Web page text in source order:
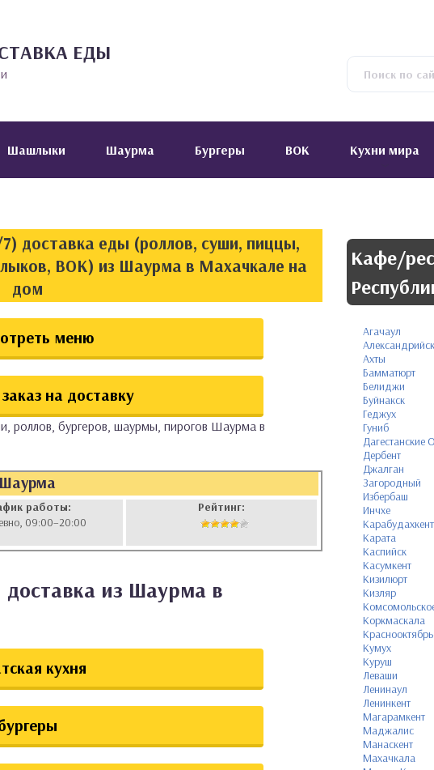
ЕДЫ
Шашлыки Шаурма Бургеры ВОК Кухни мира
доставка еды (роллов, суши, пиццы,
ВОК) из Шаурма в Махачкале на
дом
меню
на доставку
роллов, бургеров, шаурмы, пирогов Шаурма в
Шаурма
работы:
09:00–20:00
Рейтинг:
доставка из Шаурма в
кухня
Кафе/
Агачаул
Ахты
Бамматюрт
Белиджи
Буйнакск
Геджух
Гуниб
Дагестанские
Дербент
Джалган
Загородный
Избербаш
Инчхе
Карабудахкент
Карата
Каспийск
Касумкент
Кизилюрт
Кизляр
Коркмаскала
Кумух
Куруш
Леваши
Ленинаул
Ленинкент
Магарамкент
Маджалис
Манаскент
Махачкала